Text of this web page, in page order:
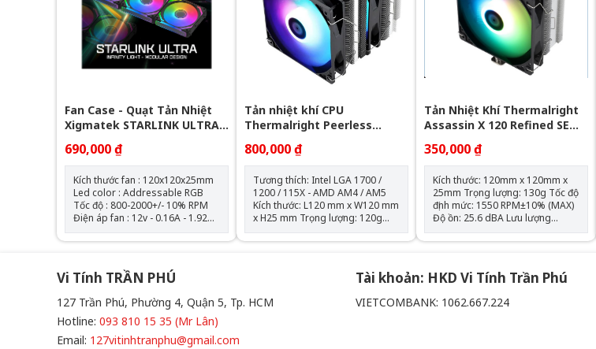
Fan Case - Quạt Tản Nhiệt
Xigmatek STARLINK ULTRA -
EN40412 ARGB ( Bộ 3 Fan)
690,000 ₫
Kích thước fan : 120x120x25mm
Led color : Addressable RGB
Tốc độ : 800-2000+/- 10% RPM
Điện áp fan : 12v - 0.16A - 1.92W
Điện áp led : 5v - 0.864A - 4.32W
AirFlow : 68.5 CFM Air Pressure :
hub điều khiển và remote
Tản nhiệt khí CPU
Thermalright Peerless
Assassin 120 SE ARGB (Đen, 2
Tháp)
800,000 ₫
Tương thích: Intel LGA 1700 /
1200 / 115X - AMD AM4 / AM5
Kích thước: L120 mm x W120 mm
x H25 mm Trọng lượng: 120g
Tốc độ định mức: 1550 RPM ±
10% (MAX) Mức ồn: 25,6 dBA
PWM) Đầu nối ARGB sync main
Tản Nhiệt Khí Thermalright
Assassin X 120 Refined SE
350,000 ₫
Kích thước: 120mm x 120mm x
25mm Trọng lượng: 130g Tốc độ
định mức: 1550 RPM±10% (MAX)
Độ ồn: 25.6 dBA Lưu lượng
không khí: 66,17 CFM (MAX) Áp
suất không khí: 1.53mm H2O
vòng bi: Vòng bi S-FDB
Vi Tính TRẦN PHÚ
127 Trần Phú, Phường 4, Quận 5, Tp. HCM
Hotline: 093 810 15 35 (Mr Lân)
Email: 127vitinhtranphu@gmail.com
Tài khoản: HKD Vi Tính Trần Phú
VIETCOMBANK: 1062.667.224